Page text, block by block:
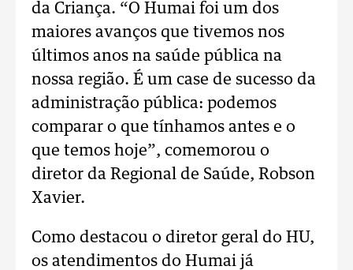
da Criança. “O Humai foi um dos
maiores avanços que tivemos nos
últimos anos na saúde pública na
nossa região. É um case de sucesso da
administração pública: podemos
comparar o que tínhamos antes e o
que temos hoje”, comemorou o
diretor da Regional de Saúde, Robson
Xavier.
Como destacou o diretor geral do HU,
os atendimentos do Humai já